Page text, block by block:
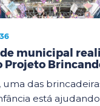
municipal
Projeto
das
está